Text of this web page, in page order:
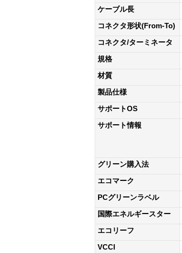
ケーブル長
コネクタ形状(From-To)
コネクタ/ターミネータ
規格
材質
製品仕様
サポートOS
サポート情報
グリーン購入法
エコマーク
PCグリーンラベル
国際エネルギースター
エコリーフ
VCCI